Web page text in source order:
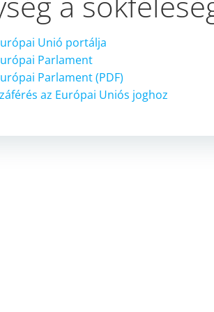
Unió portálja
Parlament
Parlament (PDF)
az Európai Uniós joghoz